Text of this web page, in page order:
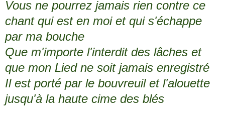
Vous ne pourrez jamais rien contre ce
chant qui est en moi et qui s'échappe
par ma bouche
Que m'importe l'interdit des lâches et
que mon Lied ne soit jamais enregistré
Il est porté par le bouvreuil et l'alouette
jusqu'à la haute cime des blés